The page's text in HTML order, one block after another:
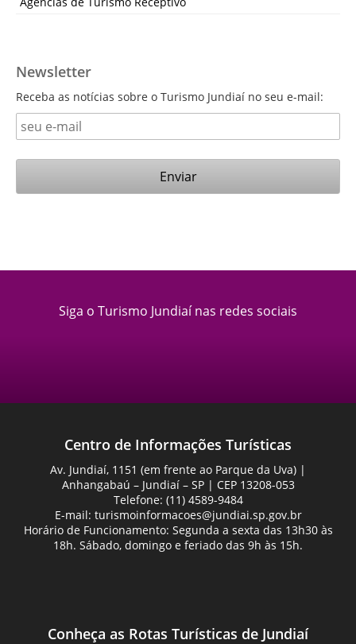
Newsletter
Receba as notícias sobre o Turismo Jundiaí no seu e-mail:
Siga o Turismo Jundiaí nas redes sociais
Conheça as Rotas Turísticas de Jundiaí
Centro de Informações Turísticas
Av. Jundiaí, 1151 (em frente ao Parque da Uva) |
Anhangabaú – Jundiaí – SP | CEP 13208-053
Telefone: (11) 4589-9484
E-mail: turismoinformacoes@jundiai.sp.gov.br
Horário de Funcionamento: Segunda a sexta das 13h30 às
18h. Sábado, domingo e feriado das 9h às 15h.